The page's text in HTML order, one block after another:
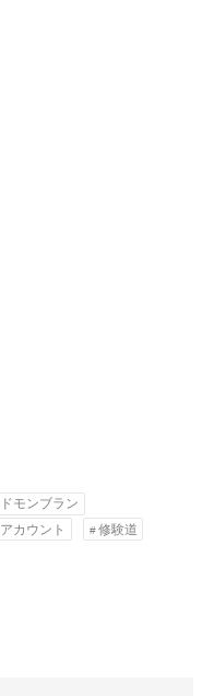
モンブラン
カウント
修験道